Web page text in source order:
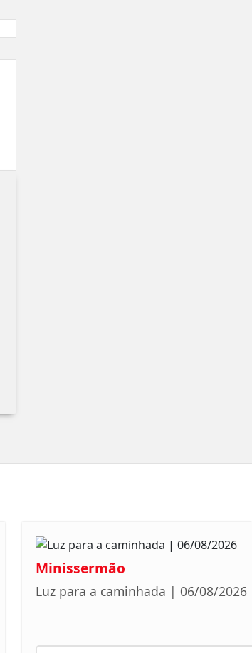
Minissermão
Luz para a caminhada | 06/08/2026